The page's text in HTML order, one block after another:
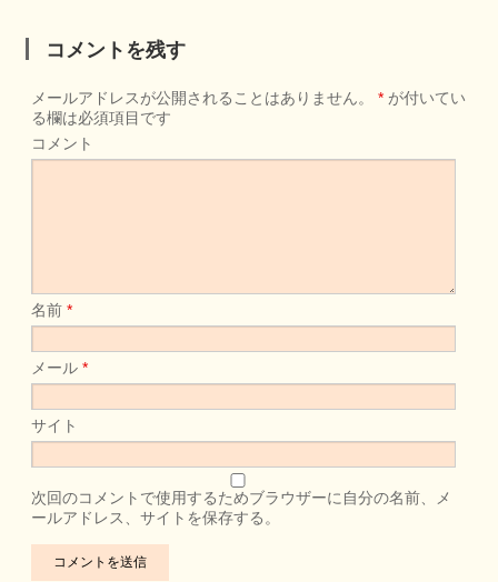
コメントを残す
メールアドレスが公開されることはありません。 * が付いてい
る欄は必須項目です
コメント
名前*
メール*
サイト
次回のコメントで使用するためブラウザーに自分の名前、メ
ールアドレス、サイトを保存する。